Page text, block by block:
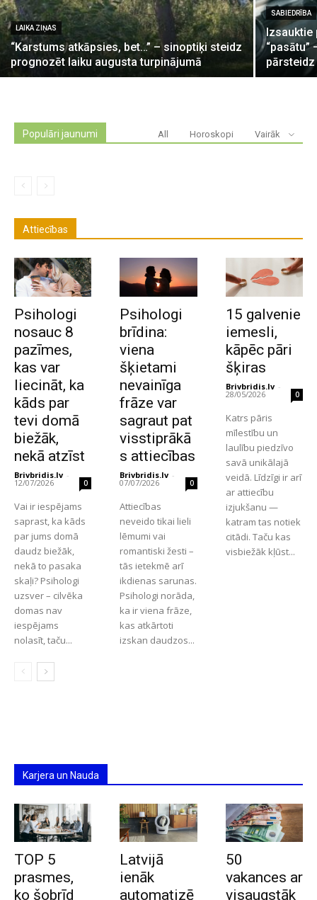
LAIKA ZIŅAS
“Karstums atkāpsies, bet…” – sinoptiķi steidz
prognozēt laiku augusta turpinājumā
SABIEDRĪBA
Izsauktie
“pasātu”
pārsteidz
Populāri jaunumi All Horoskopi Vairāk
Attiecības
Psihologi
nosauc 8
pazīmes,
kas var
liecināt, ka
kāds par
tevi domā
biežāk,
nekā atzīst
Brivbridis.lv -
12/07/2026 0
Vai ir iespējams
saprast, ka kāds
par jums domā
daudz biežāk,
nekā to pasaka
skaļi? Psihologi
uzsver – cilvēka
domas nav
iespējams
nolasīt, taču...
Psihologi
brīdina:
viena
šķietami
nevainīga
frāze var
sagraut pat
visstiprākā
s attiecības
Brivbridis.lv -
07/07/2026 0
Attiecības
neveido tikai lieli
lēmumi vai
romantiski žesti –
tās ietekmē arī
ikdienas sarunas.
Psihologi norāda,
ka ir viena frāze,
kas atkārtoti
izskan daudzos...
15 galvenie
iemesli,
kāpēc pāri
šķiras
Brivbridis.lv -
28/05/2026 0
Katrs pāris
mīlestību un
laulību piedzīvo
savā unikālajā
veidā. Līdzīgi ir arī
ar attiecību
izjukšanu —
katram tas notiek
citādi. Taču kas
visbiežāk kļūst...
Karjera un Nauda
TOP 5
prasmes,
ko šobrīd
Latvijā
ienāk
automatizē
50
vakances ar
visaugstāk